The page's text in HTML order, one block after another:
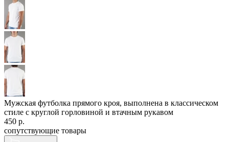
Мужская футболка прямого кроя, выполнена в классическом
стиле с круглой горловиной и втачным рукавом
450 р.
сопутствующие товары